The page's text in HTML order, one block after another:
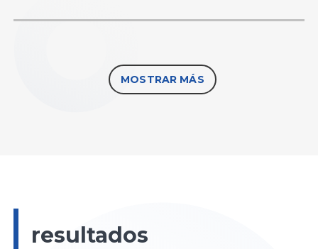
MOSTRAR MÁS
resultados